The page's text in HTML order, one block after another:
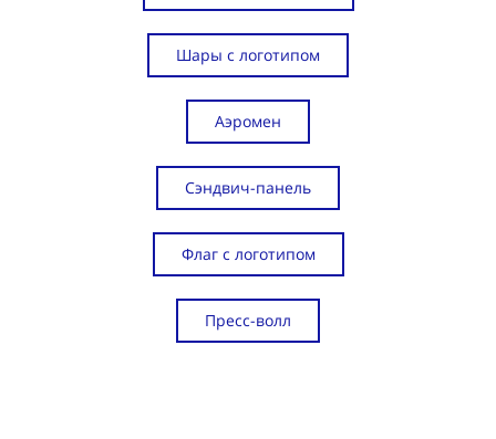
Шары с логотипом
Аэромен
Сэндвич-панель
Флаг с логотипом
Пресс-волл